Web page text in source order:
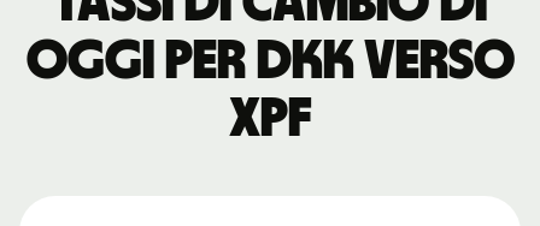
oggi per DKK verso
XPF